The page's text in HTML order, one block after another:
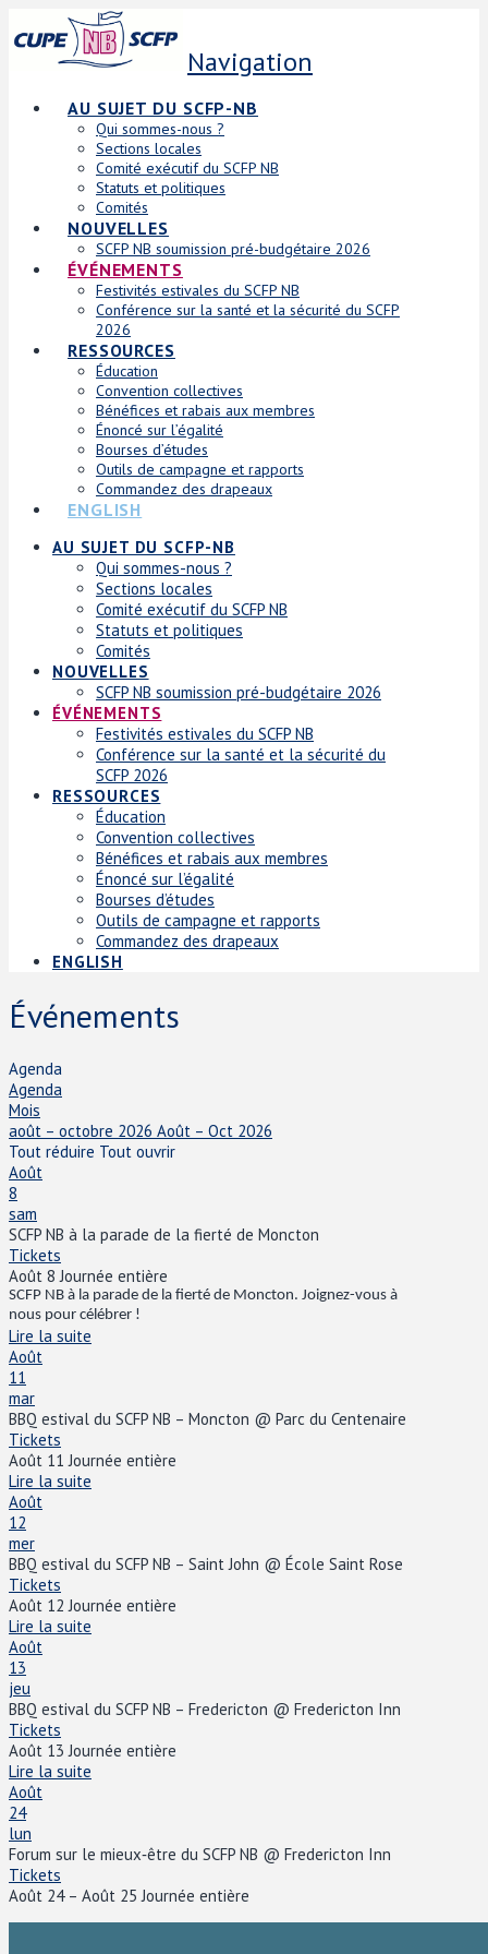
Navigation
AU SUJET DU SCFP-NB
Qui sommes-nous ?
Sections locales
Comité exécutif du SCFP NB
Statuts et politiques
Comités
NOUVELLES
SCFP NB soumission pré-budgétaire 2026
ÉVÉNEMENTS
Festivités estivales du SCFP NB
Conférence sur la santé et la sécurité du SCFP
2026
RESSOURCES
Éducation
Convention collectives
Bénéfices et rabais aux membres
Énoncé sur l’égalité
Bourses d’études
Outils de campagne et rapports
Commandez des drapeaux
ENGLISH
AU SUJET DU SCFP-NB
Qui sommes-nous ?
Sections locales
Comité exécutif du SCFP NB
Statuts et politiques
Comités
NOUVELLES
SCFP NB soumission pré-budgétaire 2026
ÉVÉNEMENTS
Festivités estivales du SCFP NB
Conférence sur la santé et la sécurité du
SCFP 2026
RESSOURCES
Éducation
Convention collectives
Bénéfices et rabais aux membres
Énoncé sur l’égalité
Bourses d’études
Outils de campagne et rapports
Commandez des drapeaux
ENGLISH
Événements
Agenda
Agenda
Mois
août – octobre 2026 Août – Oct 2026
Tout réduire Tout ouvrir
Août
8
sam
SCFP NB à la parade de la fierté de Moncton
Tickets
Août 8Journée entière
SCFP NB à la parade de la fierté de Moncton. Joignez-vous à
nous pour célébrer !
Lire la suite
Août
11
mar
BBQ estival du SCFP NB – Moncton @ Parc du Centenaire
Tickets
Août 11Journée entière
Lire la suite
Août
12
mer
BBQ estival du SCFP NB – Saint John @ École Saint Rose
Tickets
Août 12Journée entière
Lire la suite
Août
13
jeu
BBQ estival du SCFP NB – Fredericton @ Fredericton Inn
Tickets
Août 13Journée entière
Lire la suite
Août
24
lun
Forum sur le mieux‑être du SCFP NB @ Fredericton Inn
Tickets
Août 24 – Août 25Journée entière